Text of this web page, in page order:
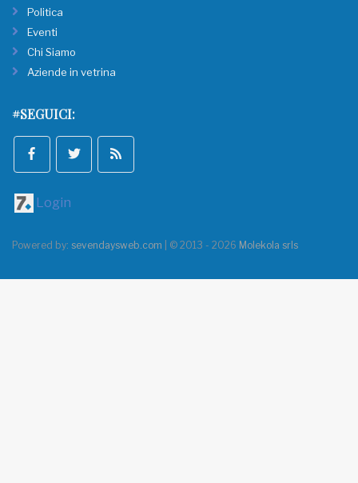
Politica
Eventi
Chi Siamo
Aziende in vetrina
#SEGUICI:
Login
Powered by: sevendaysweb.com | © 2013 - 2026 Molekola srls